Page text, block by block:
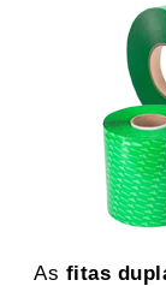
As fitas